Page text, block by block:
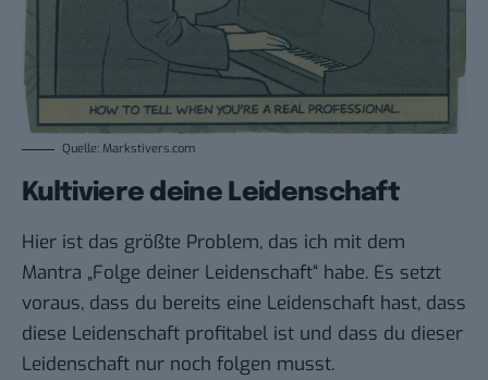
Quelle: Markstivers.com
Kultiviere deine Leidenschaft
Hier ist das größte Problem, das ich mit dem
Mantra „Folge deiner Leidenschaft“ habe. Es setzt
voraus, dass du bereits eine Leidenschaft hast, dass
diese Leidenschaft profitabel ist und dass du dieser
Leidenschaft nur noch folgen musst.